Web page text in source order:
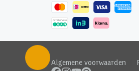
Algemene voorwaarden